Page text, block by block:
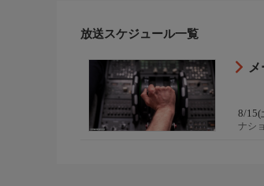
放送スケジュール一覧
8/15(
ナシ